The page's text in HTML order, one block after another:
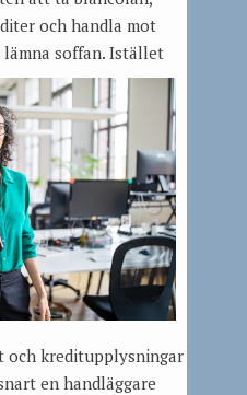
och handla mot
lämna soffan. Istället
och kreditupplysningar
en handläggare